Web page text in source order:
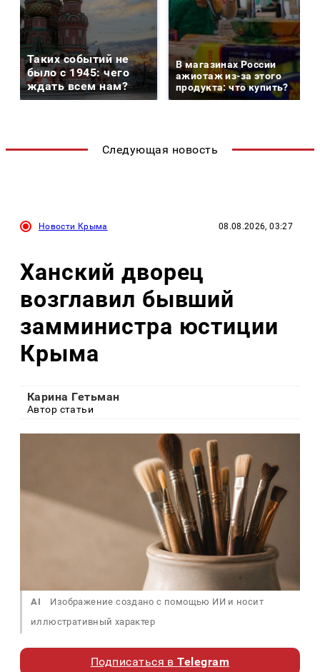
Таких событий не
было с 1945: чего
ждать всем нам?
В магазинах России
ажиотаж из-за этого
продукта: что купить?
Следующая новость
Новости Крыма 08.08.2026, 03:27
Ханский дворец
возглавил бывший
замминистра юстиции
Крыма
Карина Гетьман
Автор статьи
AI
Изображение создано с помощью ИИ и носит
иллюстративный характер
Подписаться вTelegram